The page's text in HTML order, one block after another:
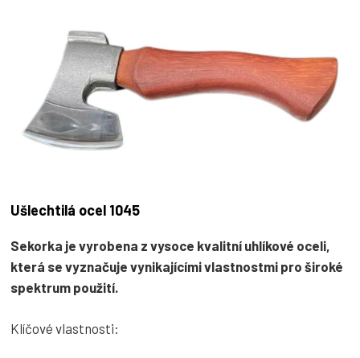
Ušlechtilá ocel 1045
Sekorka je vyrobena z vysoce kvalitní uhlíkové oceli,
která se vyznačuje vynikajícími vlastnostmi pro široké
spektrum použití.
Klíčové vlastnosti: